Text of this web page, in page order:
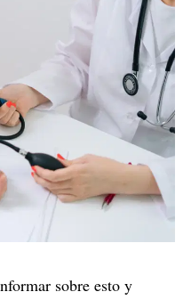
sobre esto y